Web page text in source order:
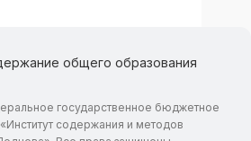
общего образования
государственное бюджетное
содержания и методов